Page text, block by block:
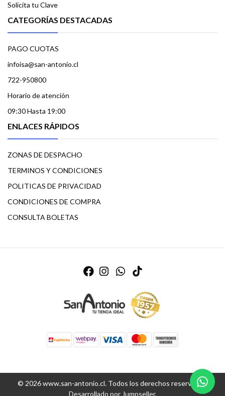
Solicita tu Clave
CATEGORÍAS DESTACADAS
PAGO CUOTAS
infoisa@san-antonio.cl
722-950800
Horario de atención
09:30 Hasta 19:00
ENLACES RÁPIDOS
ZONAS DE DESPACHO
TERMINOS Y CONDICIONES
POLITICAS DE PRIVACIDAD
CONDICIONES DE COMPRA
CONSULTA BOLETAS
© 2026 www.san-antonio.cl. Todos los derechos reservados.
Desarrollado por Jumpseller.